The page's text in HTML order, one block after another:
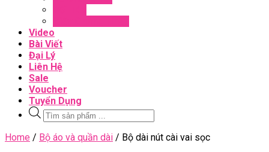
Video
Bài Viết
Đại Lý
Liên Hệ
Sale
Voucher
Tuyển Dụng
Tìm
kiếm
sản
phẩm
Close
Home / Bộ áo và quần dài / Bộ dài nút cài vai sọc